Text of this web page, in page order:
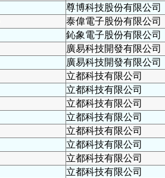
尊博科技股份有限公司
泰偉電子股份有限公司
鈊象電子股份有限公司
廣易科技開發有限公司
廣易科技開發有限公司
立都科技有限公司
立都科技有限公司
立都科技有限公司
立都科技有限公司
立都科技有限公司
立都科技有限公司
立都科技有限公司
立都科技有限公司